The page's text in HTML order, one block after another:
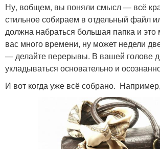
Ну, вобщем, вы поняли смысл — всё
стильное собираем в отдельный файл
должна набраться большая папка и это
вас много времени, ну может недели
— делайте перерывы. В вашей голове
укладываться основательно и
И вот когда уже всё собрано.